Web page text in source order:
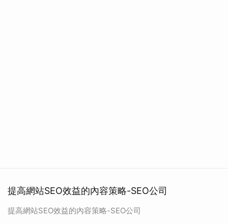
提高網站SEO效益的內容策略-SEO公司
提高網站SEO效益的內容策略-SEO公司